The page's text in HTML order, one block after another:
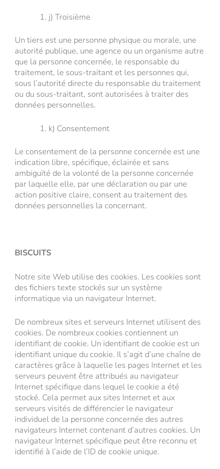
j) Troisième
Un tiers est une personne physique ou morale, une
autorité publique, une agence ou un organisme autre
que la personne concernée, le responsable du
traitement, le sous-traitant et les personnes qui,
sous l’autorité directe du responsable du traitement
ou du sous-traitant, sont autorisées à traiter des
données personnelles.
k) Consentement
Le consentement de la personne concernée est une
indication libre, spécifique, éclairée et sans
ambiguïté de la volonté de la personne concernée
par laquelle elle, par une déclaration ou par une
action positive claire, consent au traitement des
données personnelles la concernant.
BISCUITS
Notre site Web utilise des cookies. Les cookies sont
des fichiers texte stockés sur un système
informatique via un navigateur Internet.
De nombreux sites et serveurs Internet utilisent des
cookies. De nombreux cookies contiennent un
identifiant de cookie. Un identifiant de cookie est un
identifiant unique du cookie. Il s’agit d’une chaîne de
caractères grâce à laquelle les pages Internet et les
serveurs peuvent être attribués au navigateur
Internet spécifique dans lequel le cookie a été
stocké. Cela permet aux sites Internet et aux
serveurs visités de différencier le navigateur
individuel de la personne concernée des autres
navigateurs Internet contenant d’autres cookies. Un
navigateur Internet spécifique peut être reconnu et
identifié à l’aide de l’ID de cookie unique.